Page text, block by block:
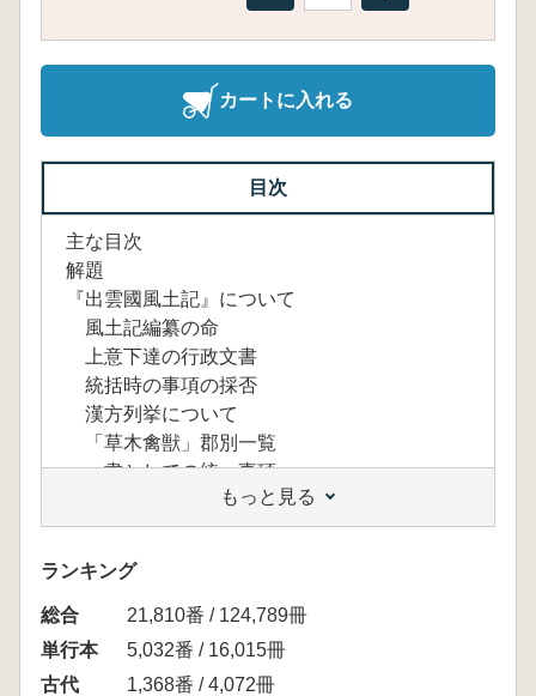
カートに入れる
目次
主な目次
解題
『出雲國風土記』について
風土記編纂の命
上意下達の行政文書
統括時の事項の採否
漢方列挙について
「草木禽獣」郡別一覧
一書としての統一事項
文体
*註記――会話様式のこと――双括式・頭
括式・尾括式。
音仮名について
音仮名一覧表
成立―初撰本か再撰本か―
もっと見る
ランキング
総合
21,810番 / 124,789冊
単行本
5,032番 / 16,015冊
古代
1,368番 / 4,072冊